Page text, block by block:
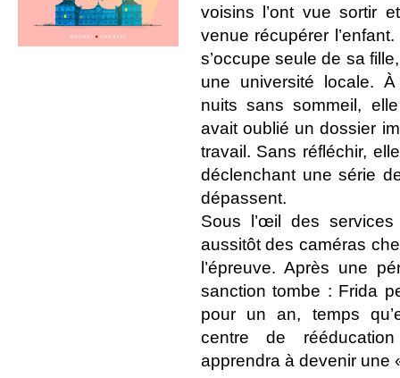
voisins l’ont vue sortir
venue récupérer
s’occupe seule de sa
une université locale.
nuits sans sommeil,
avait oublié un dossier
travail. Sans réfléchir,
déclenchant une série
dépassent.
Sous l’œil des
aussitôt des caméras
l’épreuve. Après une
sanction tombe : Frida
pour un an, temps
centre de
apprendra à devenir une